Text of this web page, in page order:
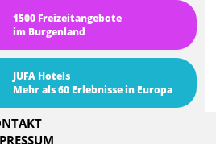
1500 Freizeitangebote
im Burgenland
JUFA Hotels
Mehr als 60 Erlebnisse in Europa